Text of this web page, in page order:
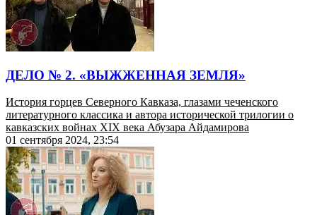
ДЕЛО № 2. «ВЫЖЖЕННАЯ ЗЕМЛЯ»
История горцев Северного Кавказа, глазами чеченского
литературного классика и автора исторической трилогии о
кавказских войнах XIX века Абузара Айдамирова
01 сентября 2024, 23:54